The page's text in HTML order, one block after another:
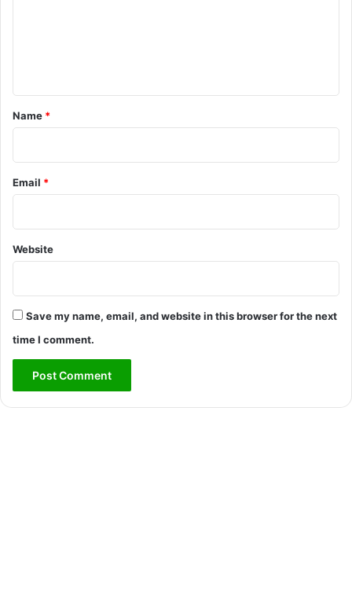
*
Name *
Email *
Website
Save my name, email, and website in this browser for the next
time I comment.